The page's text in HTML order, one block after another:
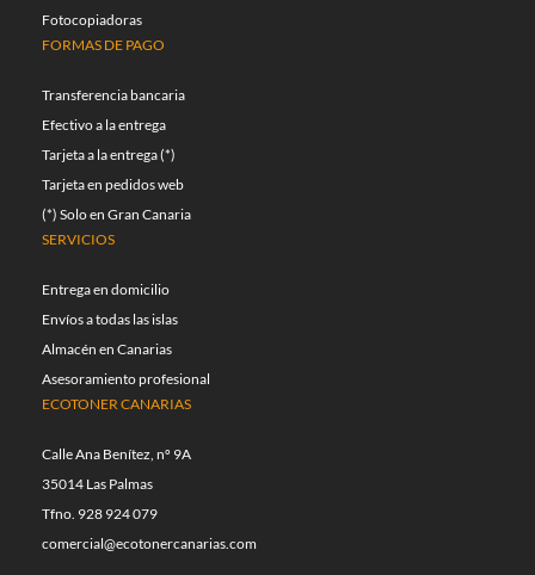
Fotocopiadoras
FORMAS DE PAGO
Transferencia bancaria
Efectivo a la entrega
Tarjeta a la entrega (*)
Tarjeta en pedidos web
(*) Solo en Gran Canaria
SERVICIOS
Entrega en domicilio
Envíos a todas las islas
Almacén en Canarias
Asesoramiento profesional
ECOTONER CANARIAS
Calle Ana Benítez, nº 9A
35014 Las Palmas
Tfno. 928 924 079
comercial@ecotonercanarias.com